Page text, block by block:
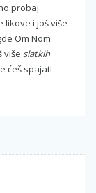
probaj
likove i još više
Om Nom
više slatkih
ćeš spajati